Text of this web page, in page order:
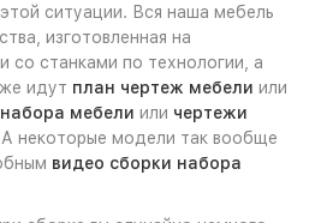
ситуации. Вся наша мебель
изготовленная на
со станками по технологии, а
идут план чертеж мебели или
мебели или чертежи
А некоторые модели так вообще
видео сборки набора